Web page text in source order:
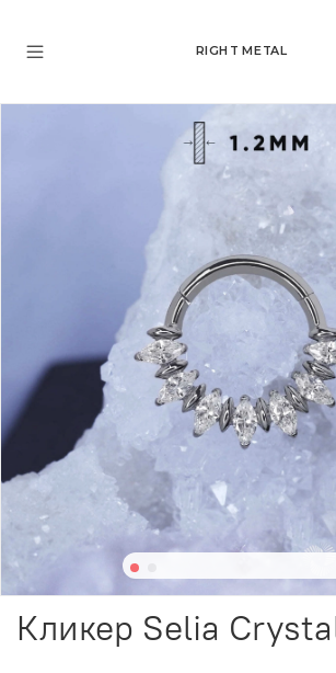
RIGHT METAL
Кликер Selia